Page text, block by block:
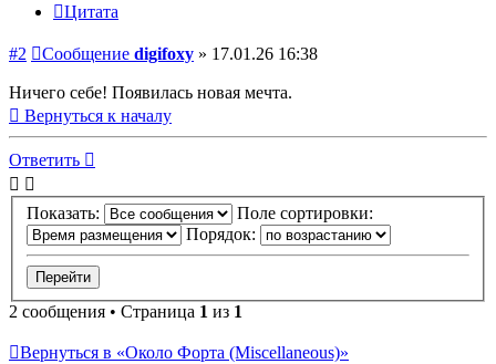
Цитата
#2 Сообщение digifoxy » 17.01.26 16:38
Ничего себе! Появилась новая мечта.
Вернуться к началу
Ответить
Показать:
Поле сортировки:
Порядок:
2 сообщения • Страница 1 из 1
Вернуться в «Около Форта (Miscellaneous)»